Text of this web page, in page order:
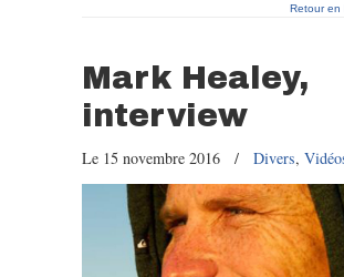
Retour en
Mark Healey,
interview
Le 15 novembre 2016 / Divers,